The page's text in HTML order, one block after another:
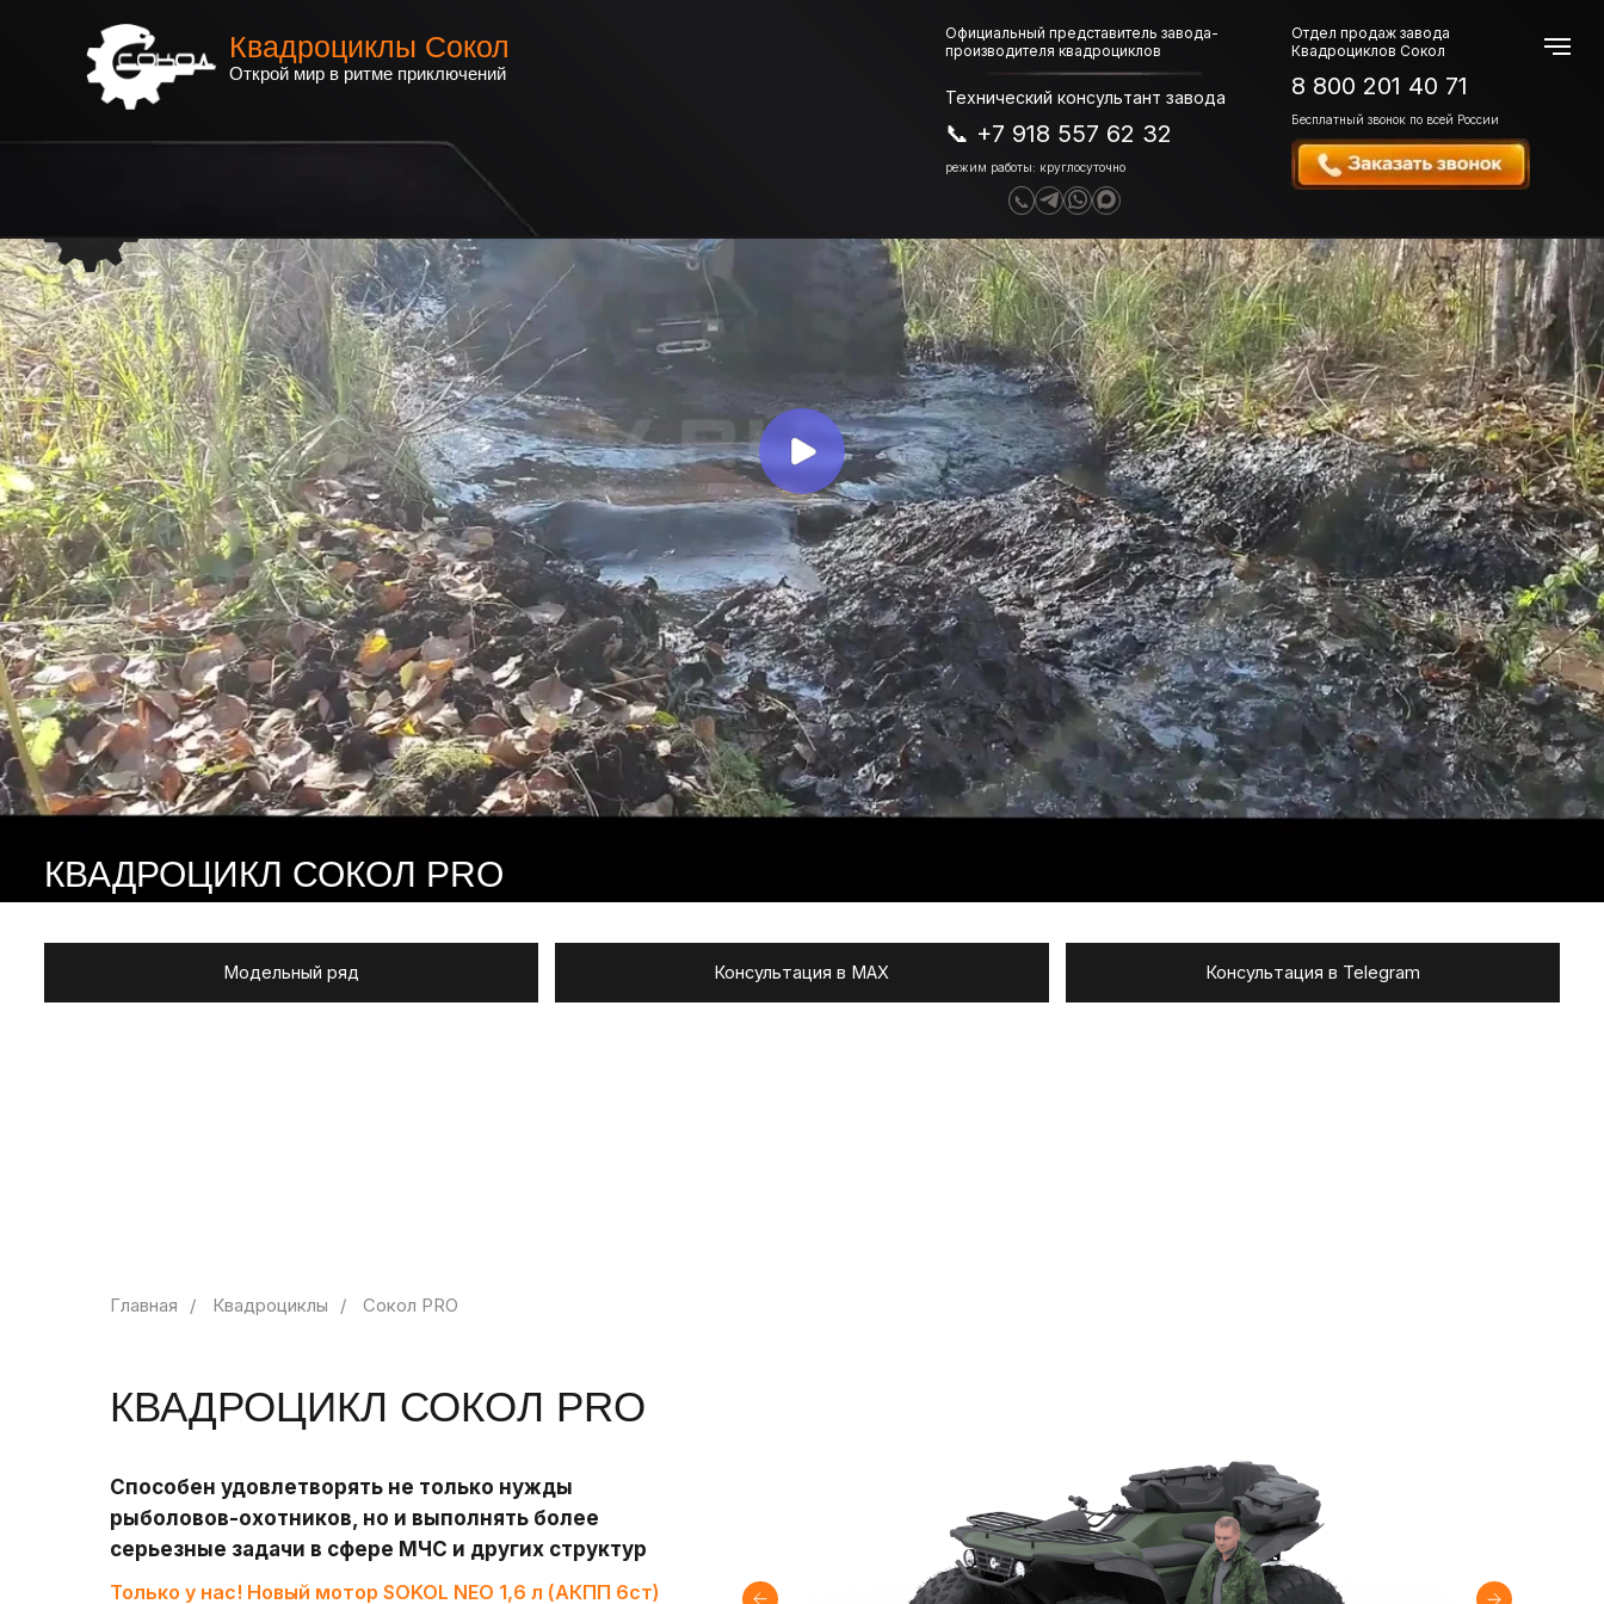
Квадроциклы Сокол
Открой мир в ритме приключений
Официальный представитель завода-
производителя квадроциклов
Технический консультант завода
📞 +7 918 557 62 32
режим работы: круглосуточно
📞
Отдел продаж завода
Квадроциклов Сокол
8 800 201 40 71
Бесплатный звонок по всей России
КВАДРОЦИКЛ СОКОЛ PRO
Модельный ряд
Главная / Квадроциклы / Сокол PRO
КВАДРОЦИКЛ СОКОЛ PRO
Способен удовлетворять не только нужды
рыболовов-охотников, но и выполнять более
серьезные задачи в сфере МЧС и других структур
Только у нас! Новый мотор SOKOL NЕО 1,6 л (АКПП 6ст)